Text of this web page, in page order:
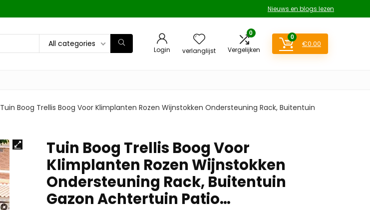
Nieuws en blogs lezen
All categories
Login verlanglijst
0
Vergelijken
0
€0.00
Tuin Boog Trellis Boog Voor Klimplanten Rozen Wijnstokken Ondersteuning Rack, Buitentuin
Tuin Boog Trellis Boog Voor
Klimplanten Rozen Wijnstokken
Ondersteuning Rack, Buitentuin
Gazon Achtertuin Patio…